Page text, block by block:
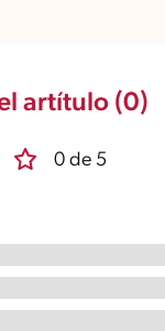
artítulo (0)
0 de 5